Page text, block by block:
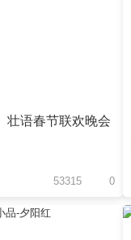
壮语春节联欢晚会
53315 0